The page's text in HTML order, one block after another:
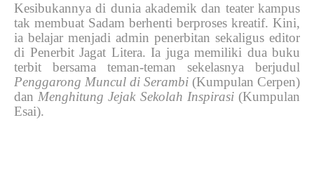
Kesibukannya di dunia akademik dan teater kampus
tak membuat Sadam berhenti berproses kreatif. Kini,
ia belajar menjadi admin penerbitan sekaligus editor
di Penerbit Jagat Litera. Ia juga memiliki dua buku
terbit bersama teman-teman sekelasnya berjudul
Penggarong Muncul di Serambi (Kumpulan Cerpen)
dan Menghitung Jejak Sekolah Inspirasi (Kumpulan
Esai).